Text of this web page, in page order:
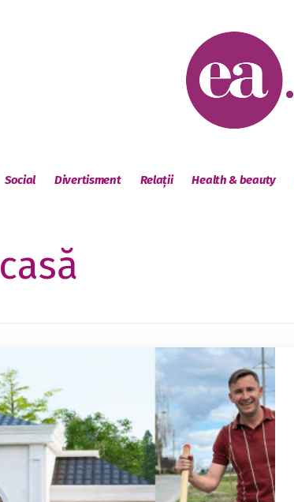
Social Divertisment Relații Health & beauty
casă